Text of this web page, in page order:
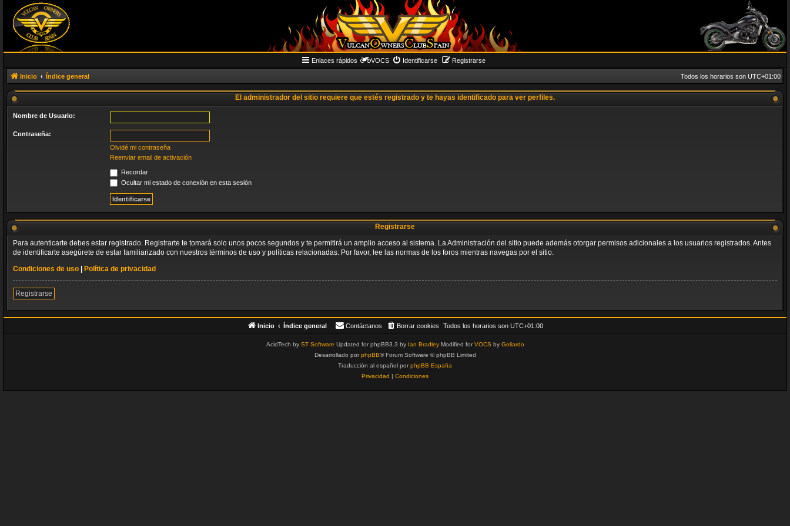
Enlaces rápidos VOCS Identificarse Registrarse
Inicio Índice general Todos los horarios son UTC+01:00
El administrador del sitio requiere que estés registrado y te hayas identificado para ver perfiles.
Nombre de Usuario:
Contraseña:
Olvidé mi contraseña
Reenviar email de activación
Recordar
Ocultar mi estado de conexión en esta sesión
Registrarse
Para autenticarte debes estar registrado. Registrarte te tomará solo unos pocos segundos y te permitirá un amplio acceso al sistema. La Administración del sitio puede además otorgar permisos adicionales a los usuarios registrados. Antes
de identificarte asegúrete de estar familiarizado con nuestros términos de uso y políticas relacionadas. Por favor, lee las normas de los foros mientras navegas por el sitio.
Condiciones de uso
Política de privacidad
Registrarse
Inicio Índice general Todos los horarios son UTC+01:00
Borrar cookies
Contáctanos
AcidTech by ST Software Updated for phpBB3.3 by Ian BradleyModified forVOCSby Goliardo
Desarrollado porphpBB® Forum Software © phpBB Limited
Traducción al español porphpBB España
Privacidad | Condiciones